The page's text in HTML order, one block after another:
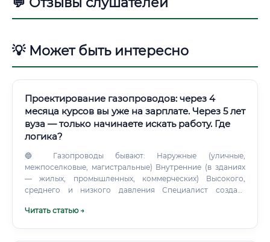
💡 Может быть интересно
Проектирование газопроводов: через 4
месяца курсов вы уже на зарплате. Через 5 лет
вуза — только начинаете искать работу. Где
логика?
🔵 Газопроводы бывают: Наружные (уличные,
межпоселковые, магистральные) Внутренние (в зданиях
— жилых, промышленных, коммерческих) Высокого,
среднего и низкого давления Специалист создаёт
документацию, на основании которых строители
Читать статью →